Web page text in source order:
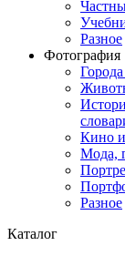
Разное
Фотография
Кино
Мода,
Разное
Каталог